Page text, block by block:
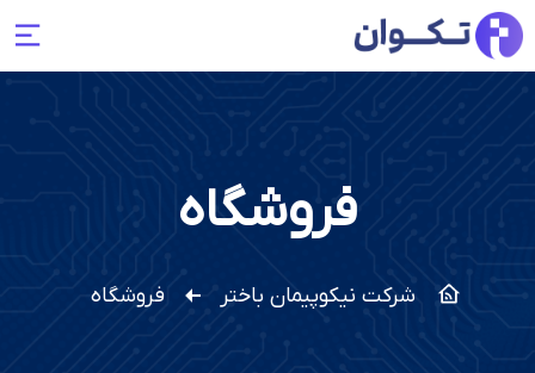
فروشگاه
شرکت نیکوپیمان باختر فروشگاه